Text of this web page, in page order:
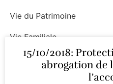
Vie du Patrimoine
Vie Familiale
Vie Professionnelle
15/10/2018:
abrogation de